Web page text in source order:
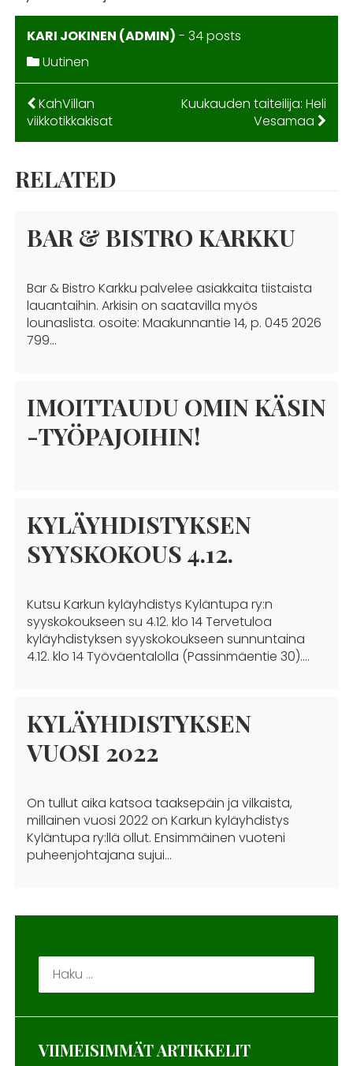
KARI JOKINEN (ADMIN) - 34 posts
Uutinen
ARTIKKELIEN
SELAUS
KahVillan
viikkotikkakisat
Kuukauden taiteilija: Heli
Vesamaa
RELATED
BAR & BISTRO KARKKU
Bar & Bistro Karkku palvelee asiakkaita tiistaista
lauantaihin. Arkisin on saatavilla myös
lounaslista. osoite: Maakunnantie 14, p. 045 2026
799…
IMOITTAUDU OMIN KÄSIN
-TYÖPAJOIHIN!
KYLÄYHDISTYKSEN
SYYSKOKOUS 4.12.
Kutsu Karkun kyläyhdistys Kyläntupa ry:n
syyskokoukseen su 4.12. klo 14 Tervetuloa
kyläyhdistyksen syyskokoukseen sunnuntaina
4.12. klo 14 Työväentalolla (Passinmäentie 30).…
KYLÄYHDISTYKSEN
VUOSI 2022
On tullut aika katsoa taaksepäin ja vilkaista,
millainen vuosi 2022 on Karkun kyläyhdistys
Kyläntupa ry:llä ollut. Ensimmäinen vuoteni
puheenjohtajana sujui…
Haku:
VIIMEISIMMÄT ARTIKKELIT